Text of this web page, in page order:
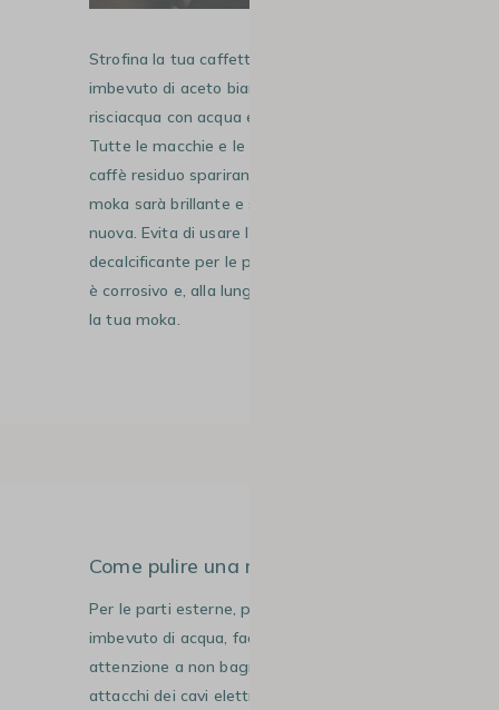
Strofina la tua caffettiera con un panno
imbevuto di aceto bianco da cucina,
risciacqua con acqua e lascia asciugare.
Tutte le macchie e le tracce di grasso o di
caffè residuo spariranno. In più, la tua
moka sarà brillante e splendente, come
nuova. Evita di usare l’aceto come
decalcificante per le parti interne in quanto
è corrosivo e, alla lunga, rischia di rovinare
la tua moka.
Come pulire una moka elettrica
Per le parti esterne, puoi usare un panno
imbevuto di acqua, facendo sempre ben
attenzione a non bagnare la base e gli
attacchi dei cavi elettrici.